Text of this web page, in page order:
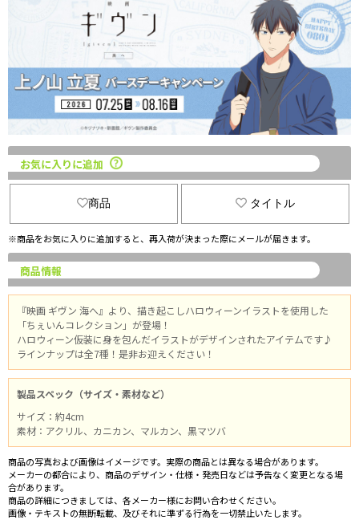
お気に入りに追加
商品 タイトル
※商品をお気に入りに追加すると、再入荷が決まった際にメールが届きます。
商品情報
『映画 ギヴン 海へ』より、描き起こしハロウィーンイラストを使用した
「ちぇいんコレクション」が登場！
ハロウィーン仮装に身を包んだイラストがデザインされたアイテムです♪
ラインナップは全7種！是非お迎えください！
製品スペック（サイズ・素材など）
サイズ：約4cm
素材：アクリル、カニカン、マルカン、黒マツバ
商品の写真および画像はイメージです。実際の商品とは異なる場合があります。
メーカーの都合により、商品のデザイン・仕様・発売日などは予告なく変更となる場
合があります。
商品の詳細につきましては、各メーカー様にお問い合わせください。
画像・テキストの無断転載、及びそれに準ずる行為を一切禁止いたします。